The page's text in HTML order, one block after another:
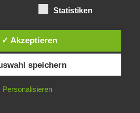
Lüge (1/8 Teil)
Cookies. Durch die weitere Nutzung dieser
von Cookies zu.
IN ORDNUNG
Statistiken
✓ Akzeptieren
speichern
Personalisieren